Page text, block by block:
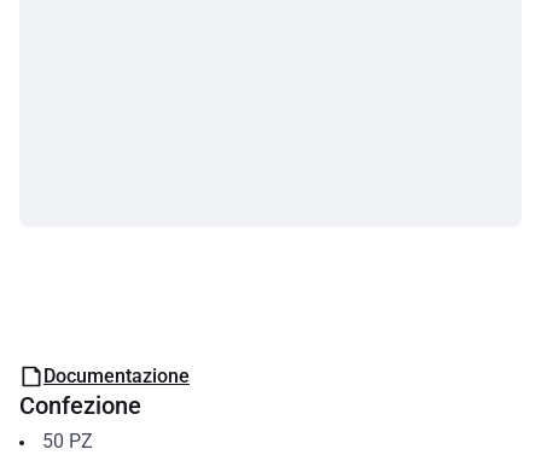
Documentazione
Confezione
50 PZ